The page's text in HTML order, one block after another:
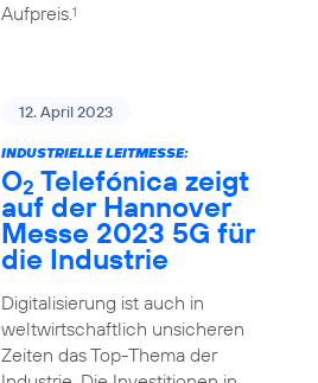
Aufpreis.1
12. April 2023
INDUSTRIELLE LEITMESSE:
O2 Telefónica zeigt
auf der Hannover
Messe 2023 5G für
die Industrie
Digitalisierung ist auch in
weltwirtschaftlich unsicheren
Zeiten das Top-Thema der